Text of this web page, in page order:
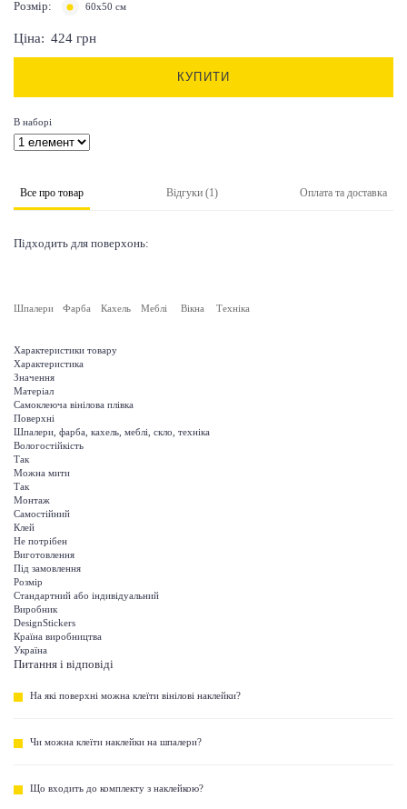
Розмір: 60х50 см
Ціна: 424 грн
КУПИТИ
В наборі
Все про товар Відгуки (1) Оплата та доставка
Підходить для поверхонь:
Шпалери Фарба Кахель Меблі Вікна Техніка
Характеристики товару
Характеристика
Значення
Матеріал
Самоклеюча вінілова плівка
Поверхні
Шпалери, фарба, кахель, меблі, скло, техніка
Вологостійкість
Так
Можна мити
Так
Монтаж
Самостійний
Клей
Не потрібен
Виготовлення
Під замовлення
Розмір
Стандартний або індивідуальний
Виробник
DesignStickers
Країна виробництва
Україна
Питання і відповіді
На які поверхні можна клеїти вінілові наклейки?
Чи можна клеїти наклейки на шпалери?
Що входить до комплекту з наклейкою?